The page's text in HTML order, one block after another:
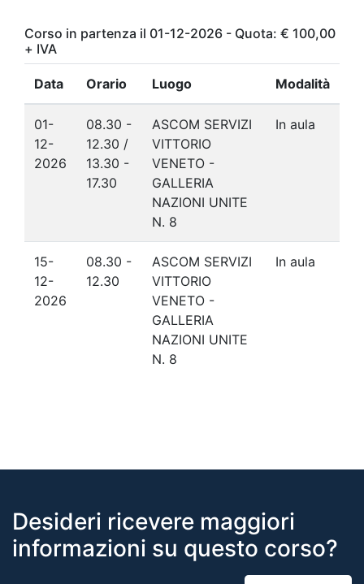
Corso in partenza il 01-12-2026 - Quota: € 100,00
+ IVA
Data Orario Luogo Modalità
01-
12-
2026
08.30 -
12.30 /
13.30 -
17.30
ASCOM SERVIZI
VITTORIO
VENETO -
GALLERIA
NAZIONI UNITE
N. 8
In aula
15-
12-
2026
08.30 -
12.30
ASCOM SERVIZI
VITTORIO
VENETO -
GALLERIA
NAZIONI UNITE
N. 8
In aula
Desideri ricevere maggiori
informazioni su questo corso?